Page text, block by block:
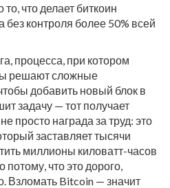
что делает биткоин
контроля более 50% всей
, процесса, при котором
решают сложные
добавить новый блок в
задачу — тот получает
просто награда за труд: это
заставляет тысячи
миллионы киловатт-часов
что это дорого,
Взломать Bitcoin — значит